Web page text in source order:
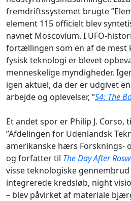
fremdriftssystemet brugte
element 115 officielt blev
navnet Moscovium. I UFO-
fortællingen som en af de mest
fysisk teknologi er blevet
menneskelige myndigheder.
igen aktuel, da der er udgivet
arbejde og oplevelser, ”S4: The
Et andet spor er Philip J. Corso,
”Afdelingen for Udenlandsk
amerikanske hærs Forsknings-
og forfatter til The Day After
visse teknologiske
integrerede kredsløb, night
– blev påvirket af materiale